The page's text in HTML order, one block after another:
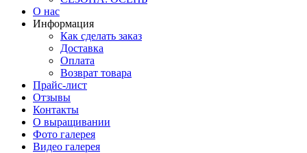
О нас
Информация
Как сделать заказ
Доставка
Оплата
Возврат товара
Прайс-лист
Отзывы
Контакты
О выращивании
Фото галерея
Видео галерея